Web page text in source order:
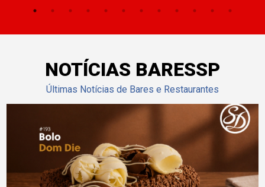
NOTÍCIAS BARESSP
Últimas Notícias de Bares e Restaurantes